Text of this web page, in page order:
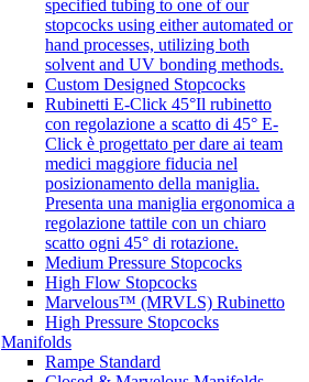
specified tubing to one of our
stopcocks using either automated or
hand processes, utilizing both
solvent and UV bonding methods.
Custom Designed Stopcocks
Rubinetti E-Click 45°Il rubinetto
con regolazione a scatto di 45° E-
Click è progettato per dare ai team
medici maggiore fiducia nel
posizionamento della maniglia.
Presenta una maniglia ergonomica a
regolazione tattile con un chiaro
scatto ogni 45° di rotazione.
Medium Pressure Stopcocks
High Flow Stopcocks
Marvelous™ (MRVLS) Rubinetto
High Pressure Stopcocks
Manifolds
Rampe Standard